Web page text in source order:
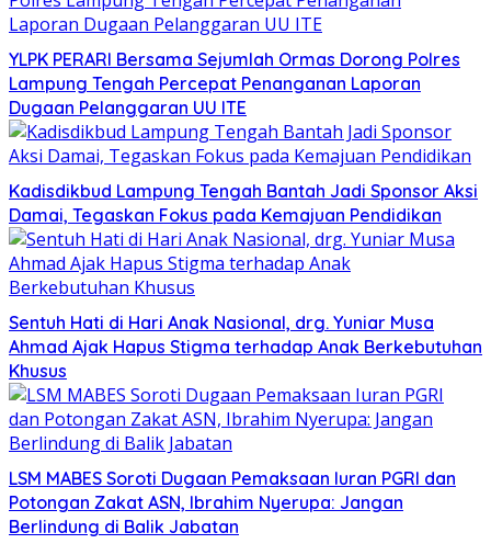
YLPK PERARI Bersama Sejumlah Ormas Dorong Polres
Lampung Tengah Percepat Penanganan Laporan
Dugaan Pelanggaran UU ITE
Kadisdikbud Lampung Tengah Bantah Jadi Sponsor Aksi
Damai, Tegaskan Fokus pada Kemajuan Pendidikan
Sentuh Hati di Hari Anak Nasional, drg. Yuniar Musa
Ahmad Ajak Hapus Stigma terhadap Anak Berkebutuhan
Khusus
LSM MABES Soroti Dugaan Pemaksaan Iuran PGRI dan
Potongan Zakat ASN, Ibrahim Nyerupa: Jangan
Berlindung di Balik Jabatan